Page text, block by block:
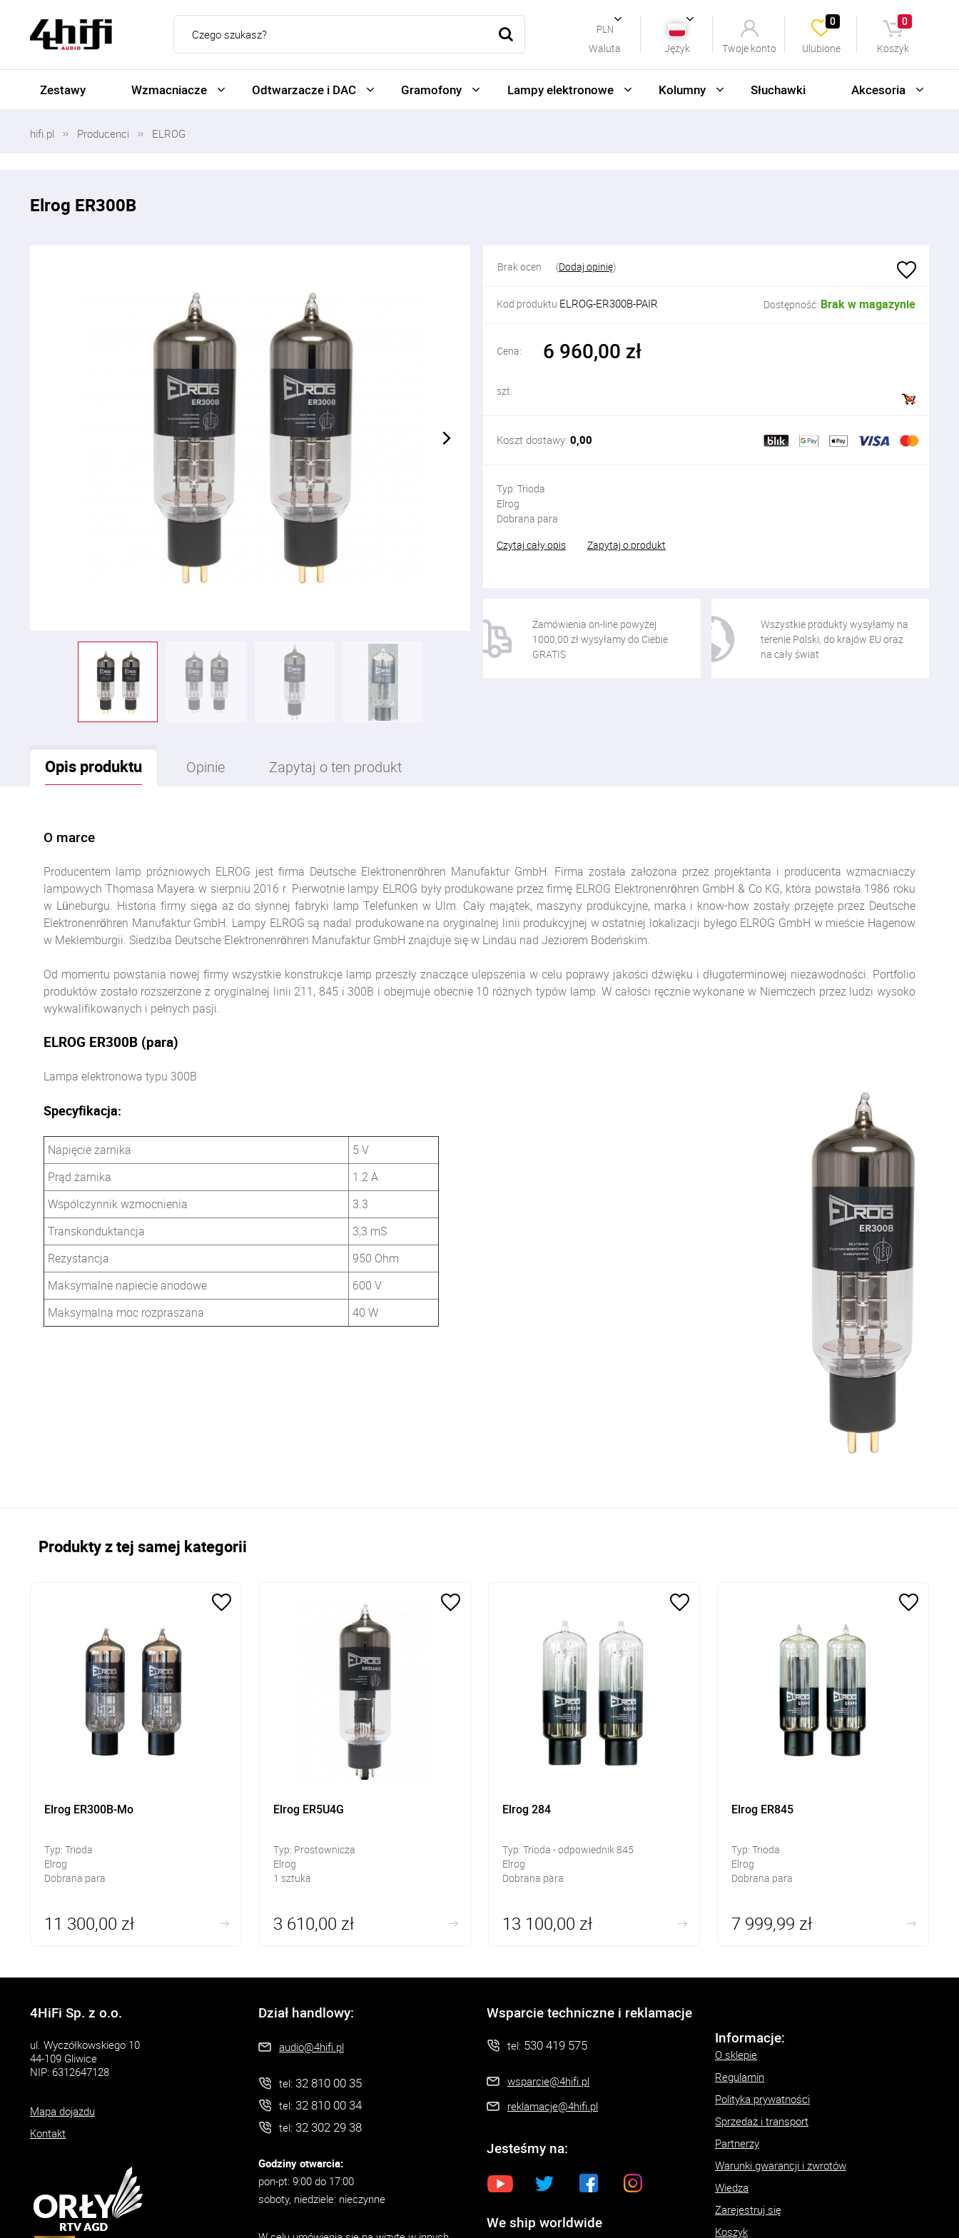
Waluta
PLN
Język Twoje konto Ulubione
0
Koszyk
0
Zestawy Wzmacniacze Odtwarzacze i DAC Gramofony Lampy elektronowe Kolumny Słuchawki Akcesoria
hifi.pl Producenci ELROG
Elrog ER300B
Brak ocen (Dodaj opinię)
Kod produktu ELROG-ER300B-PAIR Dostępność: Brak w magazynie
Cena: 6 960,00 zł
szt.
Koszt dostawy: 0,00
Typ: Trioda
Elrog
Dobrana para
Czytaj cały opis
Zapytaj o produkt
Zamówienia on-line powyżej
1000,00 zł wysyłamy do Ciebie
GRATIS
Wszystkie produkty wysyłamy na
terenie Polski, do krajów EU oraz
na cały świat
Opis produktu Opinie Zapytaj o ten produkt
O marce
Producentem lamp próżniowych ELROG jest firma Deutsche Elektronenröhren Manufaktur GmbH. Firma została założona przez projektanta i producenta wzmacniaczy
lampowych Thomasa Mayera w sierpniu 2016 r. Pierwotnie lampy ELROG były produkowane przez firmę ELROG Elektronenröhren GmbH & Co KG, która powstała 1986 roku
w Lüneburgu. Historia firmy sięga aż do słynnej fabryki lamp Telefunken w Ulm. Cały majątek, maszyny produkcyjne, marka i know-how zostały przejęte przez Deutsche
Elektronenröhren Manufaktur GmbH. Lampy ELROG są nadal produkowane na oryginalnej linii produkcyjnej w ostatniej lokalizacji byłego ELROG GmbH w mieście Hagenow
w Meklemburgii. Siedziba Deutsche Elektronenröhren Manufaktur GmbH znajduje się w Lindau nad Jeziorem Bodeńskim.
Od momentu powstania nowej firmy wszystkie konstrukcje lamp przeszły znaczące ulepszenia w celu poprawy jakości dźwięku i długoterminowej niezawodności. Portfolio
produktów zostało rozszerzone z oryginalnej linii 211, 845 i 300B i obejmuje obecnie 10 różnych typów lamp. W całości ręcznie wykonane w Niemczech przez ludzi wysoko
wykwalifikowanych i pełnych pasji.
ELROG ER300B (para)
Lampa elektronowa typu 300B
Specyfikacja:
Napięcie żarnika
5 V
Prąd żarnika
1.2 A
Wspólczynnik wzmocnienia
3.3
Transkonduktancja
3,3 mS
Rezystancja
950 Ohm
Maksymalne napiecie anodowe
600 V
Maksymalna moc rozpraszana
40 W
Produkty z tej samej kategorii
Elrog ER300B-Mo
Typ: Trioda
Elrog
Dobrana para
11 300,00 zł
Elrog ER5U4G
Typ: Prostownicza
Elrog
1 sztuka
3 610,00 zł
Elrog 284
Typ: Trioda - odpowiednik 845
Elrog
Dobrana para
13 100,00 zł
Elrog ER845
Typ: Trioda
Elrog
Dobrana para
7 999,99 zł
4HiFi Sp. z o.o.
ul. Wyczółkowskiego 10
44-109 Gliwice
NIP: 6312647128
Mapa dojazdu
Kontakt
Dział handlowy:
audio@4hifi.pl
tel: 32 810 00 35
tel: 32 810 00 34
tel: 32 302 29 38
Godziny otwarcia:
pon-pt: 9:00 do 17:00
soboty, niedziele: nieczynne
Wsparcie techniczne i reklamacje
tel: 530 419 575
wsparcie@4hifi.pl
reklamacje@4hifi.pl
Jesteśmy na:
We ship worldwide
Informacje:
O sklepie
Regulamin
Polityka prywatności
Sprzedaż i transport
Partnerzy
Warunki gwarancji i zwrotów
Wiedza
Zarejestruj się
Koszyk